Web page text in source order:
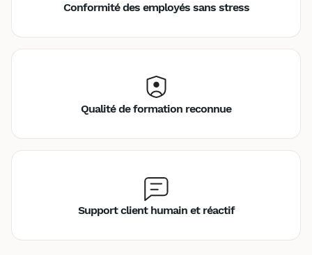
Conformité des employés sans stress
Qualité de formation reconnue
Support client humain et réactif